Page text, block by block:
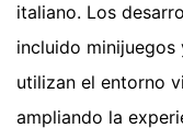
italiano. Los
incluido
utilizan el entorno
ampliando la